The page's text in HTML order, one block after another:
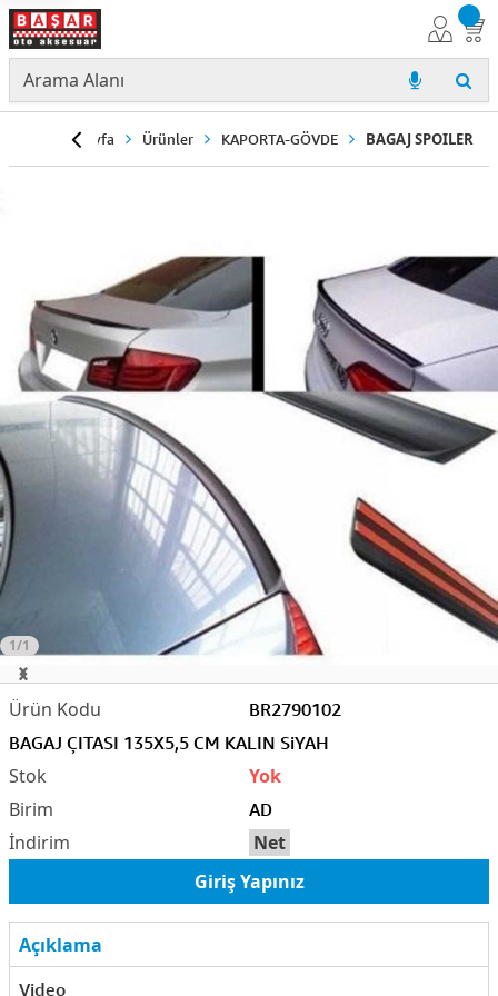
Anasayfa Ürünler KAPORTA-GÖVDE BAGAJ SPOILER
1/1
BR2790102
BAGAJ ÇITASI 135X5,5 CM KALIN SiYAH
AD
Net
Yok
Giriş Yapınız
Açıklama
Video